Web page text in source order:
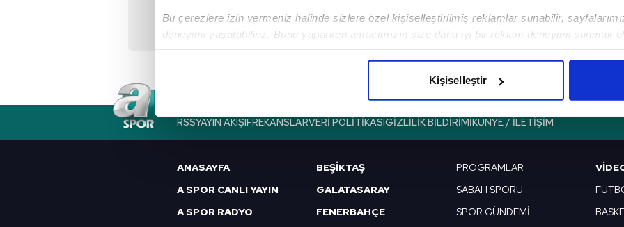
Bu çerezlere izin vermeniz halinde sizlere özel kişiselleştirilmiş reklamlar sunabilir,
deneyimi yaşatabiliriz. Bunu yaparken amacımızın size daha iyi bir reklam deneyimi sunmak
Her halükârda, kullanıcılar, bu çerezlere izin vermedikleri takdirde, kullanıcılara hedefli
amacıyla kullanılmaktadır. Diğer çerezler, sitemizin daha işlevsel kılınması ve
reklam/pazarlama faaliyetlerinin yapılması, amaçlarıyla sınırlı olarak açık rızanız dahilinde
Çerezlere ilişkin tercihlerinizi aşağıda yer alan panel vasıtasıyla belirleyebilirsiniz. Çerezlere
Kişiselleştir
Anadolu Efes maçı
bilgileri!
pivot
RSSYAYIN AKIŞIFREKANSLARVERI POLITIKASIGIZLILIK BILDIRIMIKÜNYE / İLETIŞIM
ANASAYFA
A SPOR CANLI YAYIN
A SPOR RADYO
BEŞİKTAŞ
GALATASARAY
FENERBAHÇE
PROGRAMLAR
SABAH SPORU
SPOR GÜNDEMİ